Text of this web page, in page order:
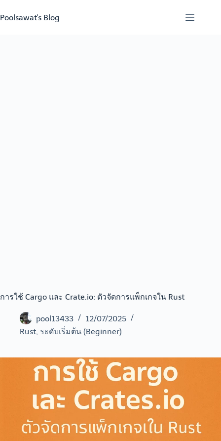
to
content
Poolsawat's Blog
การใช้ Cargo และ Crate.io: ตัวจัดการแพ็กเกจใน Rust
pool13433
12/07/2025
Rust, ระดับเริ่มต้น (Beginner)